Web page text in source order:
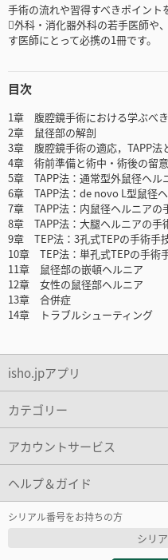
手術の流れや習得すべきポイント
外科・消化器外科の若手医師や
す医師にとって必携の1冊です。
目次
1章 腹腔鏡手術における学ぶべ
2章 鼠径部の解剖
3章 腹腔鏡手術の適応，TAPP法
4章 術前準備と術中・術後の留
5章 TAPP法：通常型外鼠径ヘル
6章 TAPP法：de novo L型鼠径
7章 TAPP法：内鼠径ヘルニアの
8章 TAPP法：大腿ヘルニアの手
9章 TEP法：3孔式TEPの手術手
10章 TEP法：単孔式TEPの手術
11章 鼠径部の嵌頓ヘルニア
12章 女性の鼠径部ヘルニア
13章 合併症
14章 トラブルシューティング
isho.jpアプリ
カテゴリー
アカウントサービス
ヘルプ＆ガイド
シリアル番号をお持ちの方
シリ